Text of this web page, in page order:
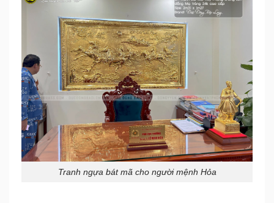
Tranh ngựa bát mã cho người mệnh Hỏa